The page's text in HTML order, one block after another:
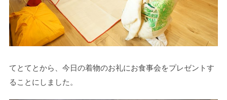
てとてとから、今日の着物のお礼にお食事会をプレゼントす
ることにしました。